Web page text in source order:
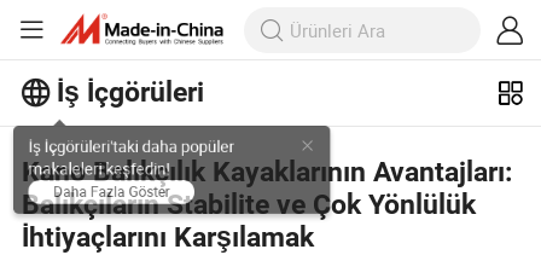
İş İçgörüleri
İş İçgörüleri'taki daha popüler
makaleleri keşfedin!
Daha Fazla Göster
Kano Balıkçılık Kayaklarının Avantajları:
Balıkçıların Stabilite ve Çok Yönlülük
İhtiyaçlarını Karşılamak